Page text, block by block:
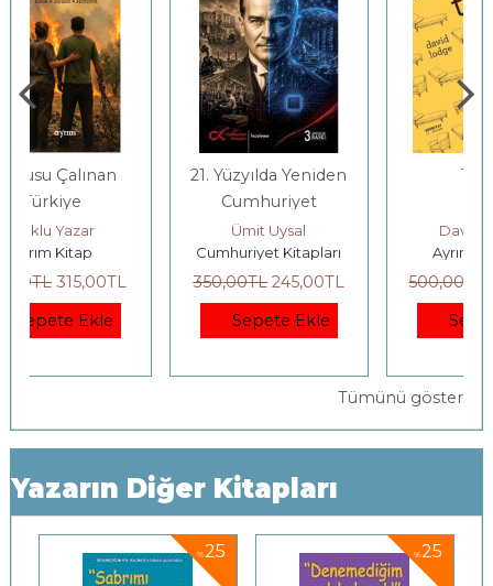
21. Yüzyılda Yeniden
Cumhuriyet Kitapları
350,00TL ,00TL
Sepete Ekle
Terapi
Ayrıntı Yayınları
500,00TL ,00TL
Sepete Ekle
Tümünü göster
Yazarın Diğer Kitapları
%25 %25